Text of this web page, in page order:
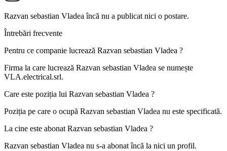
Razvan sebastian Vladeaîncă nu a publicat nici o postare.
Întrebări frecvente
Pentru ce companie lucrează Razvan sebastian Vladea ?
Firma la care lucrează Razvan sebastian Vladea se numește
VLA.electrical.srl.
Care este poziția lui Razvan sebastian Vladea ?
Poziția pe care o ocupă Razvan sebastian Vladea nu este specificată.
La cine este abonatRazvan sebastian Vladea ?
Razvan sebastian Vladea nu s-a abonat încă la nici un profil.